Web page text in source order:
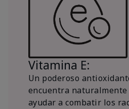
Vitamina E:
Un poderoso
encuentra
ayudar a combatir los